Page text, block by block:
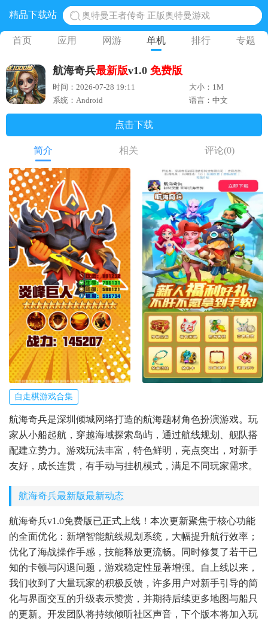
精品下载站
地铁跑酷体验服国际服 地铁跑酷体验服版本
网易光遇手游正版 点亮星空共庆周年
黎明觉醒生机腾讯正版 黎明觉醒生机国际服
蛋仔派对下载 蛋仔派对体验服
奥特曼王者传奇 正版奥特曼游戏
首页 应用 网游 单机 排行 专题
航海奇兵最新版v1.0 免费版
时间：2026-07-28 19:11
大小：1M
系统：Android
语言：中文
点击下载
简介 相关 评论(0)
自走棋游戏合集
航海奇兵是深圳倾城网络打造的航海题材角色扮演游戏。玩
家从小船起航，穿越海域探索岛屿，通过航线规划、舰队搭
配建立势力。游戏玩法丰富，特色鲜明，亮点突出，对新手
友好，成长连贯，有手动与挂机模式，满足不同玩家需求。
航海奇兵最新版最新动态
航海奇兵v1.0免费版已正式上线！本次更新聚焦于核心功能
的全面优化：新增智能航线规划系统，大幅提升航行效率；
优化了海战操作手感，技能释放更流畅。同时修复了若干已
知的卡顿与闪退问题，游戏稳定性显著增强。自上线以来，
我们收到了大量玩家的积极反馈，许多用户对新手引导的简
化与界面交互的升级表示赞赏，并期待后续更多地图与船只
的更新。开发团队将持续倾听社区声音，下个版本将加入玩